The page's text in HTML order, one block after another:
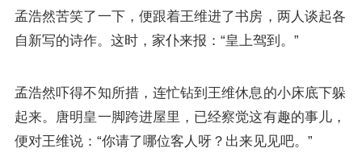
孟浩然苦笑了一下，便跟着王维进了书房，两人谈起各
自新写的诗作。这时，家仆来报：“皇上驾到。”
孟浩然吓得不知所措，连忙钻到王维休息的小床底下躲
起来。唐明皇一脚跨进屋里，已经察觉这有趣的事儿，
便对王维说：“你请了哪位客人呀？出来见见吧。”